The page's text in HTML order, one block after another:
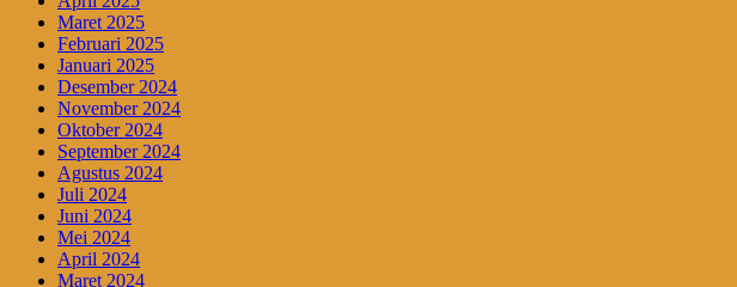
Maret 2025
Februari 2025
Januari 2025
Desember 2024
November 2024
Oktober 2024
September 2024
Agustus 2024
Juli 2024
Juni 2024
Mei 2024
April 2024
Maret 2024